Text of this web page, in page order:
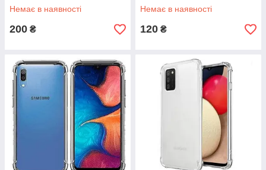
Немає в наявності
200 ₴
Немає в наявності
120 ₴